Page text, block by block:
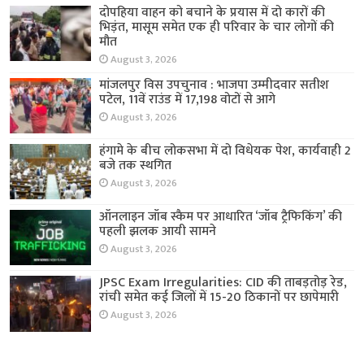
दोपहिया वाहन को बचाने के प्रयास में दो कारों की
भिड़ंत, मासूम समेत एक ही परिवार के चार लोगों की
मौत
August 3, 2026
मांजलपुर विस उपचुनाव : भाजपा उम्मीदवार सतीश
पटेल, 11वें राउंड में 17,198 वोटों से आगे
August 3, 2026
हंगामे के बीच लोकसभा में दो विधेयक पेश, कार्यवाही 2
बजे तक स्थगित
August 3, 2026
ऑनलाइन जॉब स्कैम पर आधारित ‘जॉब ट्रैफिकिंग’ की
पहली झलक आयी सामने
August 3, 2026
JPSC Exam Irregularities: CID की ताबड़तोड़ रेड,
रांची समेत कई जिलों में 15-20 ठिकानों पर छापेमारी
August 3, 2026